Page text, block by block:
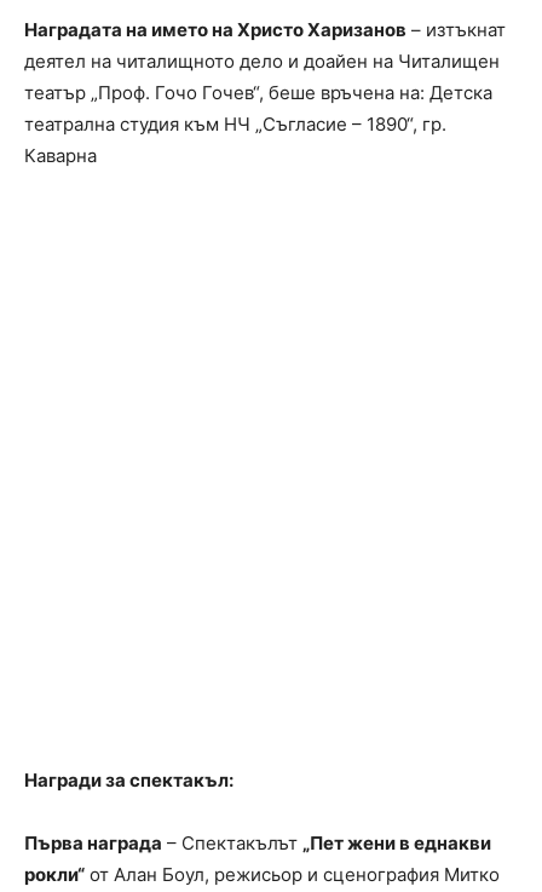
Наградата на името на Христо Харизанов – изтъкнат
деятел на читалищното дело и доайен на Читалищен
театър „Проф. Гочо Гочев“, беше връчена на: Детска
театрална студия към НЧ „Съгласие – 1890“, гр.
Каварна
Награди за спектакъл:
Първа награда – Спектакълът „Пет жени в еднакви
рокли“ от Алан Боул, режисьор и сценография Митко